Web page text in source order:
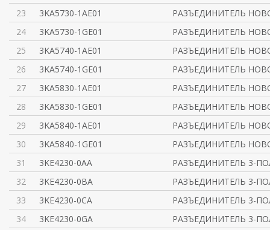
23
3KA5730-1AE01
РАЗЪЕДИНИТЕЛЬ
24
3KA5730-1GE01
РАЗЪЕДИНИТЕЛЬ
25
3KA5740-1AE01
РАЗЪЕДИНИТЕЛЬ
26
3KA5740-1GE01
РАЗЪЕДИНИТЕЛЬ
27
3KA5830-1AE01
РАЗЪЕДИНИТЕЛЬ
28
3KA5830-1GE01
РАЗЪЕДИНИТЕЛЬ
29
3KA5840-1AE01
РАЗЪЕДИНИТЕЛЬ
30
3KA5840-1GE01
РАЗЪЕДИНИТЕЛЬ
31
3KE4230-0AA
РАЗЪЕДИНИТЕЛЬ 3-
32
3KE4230-0BA
РАЗЪЕДИНИТЕЛЬ 3-
33
3KE4230-0CA
РАЗЪЕДИНИТЕЛЬ 3-
34
3KE4230-0GA
РАЗЪЕДИНИТЕЛЬ 3-